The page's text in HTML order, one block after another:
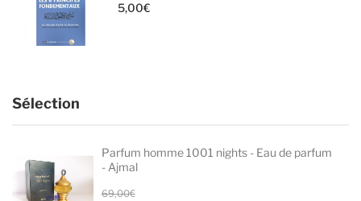
5,00€
Sélection
Parfum homme 1001 nights - Eau de parfum
- Ajmal
69,00€